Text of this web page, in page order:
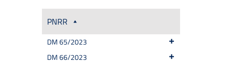
PNRR
DM 65/2023
DM 66/2023